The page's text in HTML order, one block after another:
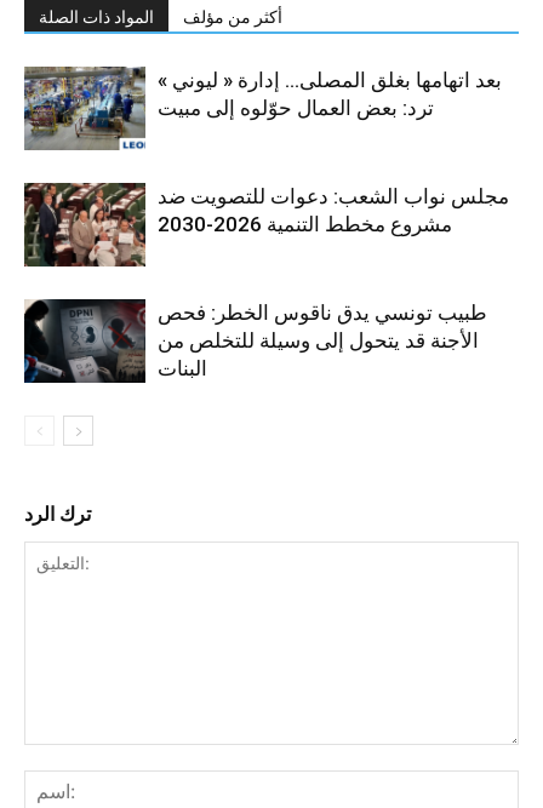
المواد ذات الصلة أكثر من مؤلف
بعد اتهامها بغلق المصلى… إدارة « ليوني »
ترد: بعض العمال حوّلوه إلى مبيت
مجلس نواب الشعب: دعوات للتصويت ضد
مشروع مخطط التنمية 2026-2030
طبيب تونسي يدق ناقوس الخطر: فحص
الأجنة قد يتحول إلى وسيلة للتخلص من
البنات
ترك الرد